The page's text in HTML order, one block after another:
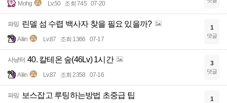
Mohg Lv.50 조회 745 07-20
파밍 린델 섬 수렵 백사자 찾을 필요 있을까?
Aliin Lv.87 조회 1366 07-17
1
댓글
사냥터 40. 칼테온 숲(46Lv) 1시간
Aliin Lv.87 조회 2358 07-16
3
댓글
파밍 보스잡고 루팅하는방법 초중급 팁 1